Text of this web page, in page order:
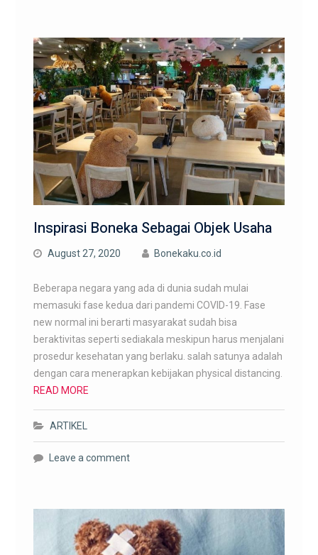
Inspirasi Boneka Sebagai Objek Usaha
August 27, 2020 Bonekaku.co.id
Beberapa negara yang ada di dunia sudah mulai
memasuki fase kedua dari pandemi COVID-19. Fase
new normal ini berarti masyarakat sudah bisa
beraktivitas seperti sediakala meskipun harus menjalani
prosedur kesehatan yang berlaku. salah satunya adalah
dengan cara menerapkan kebijakan physical distancing.
READ MORE
ARTIKEL
Leave a comment